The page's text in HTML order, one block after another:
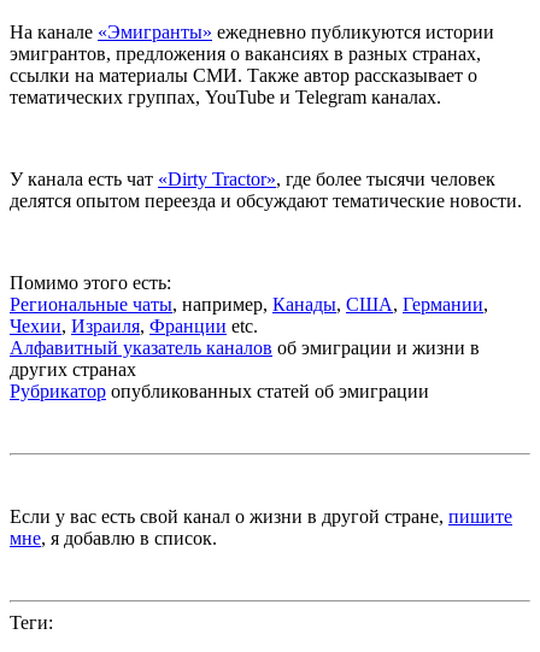
На канале «Эмигранты» ежедневно публикуются истории
эмигрантов, предложения о вакансиях в разных странах,
ссылки на материалы СМИ. Также автор рассказывает о
тематических группах, YouTube и Telegram каналах.
У канала есть чат «Dirty Tractor», где более тысячи человек
делятся опытом переезда и обсуждают тематические новости.
Помимо этого есть:
Региональные чаты, например, Канады, США, Германии,
Чехии, Израиля, Франции etc.
Алфавитный указатель каналов об эмиграции и жизни в
других странах
Рубрикатор опубликованных статей об эмиграции
Если у вас есть свой канал о жизни в другой стране, пишите
мне, я добавлю в список.
Теги: